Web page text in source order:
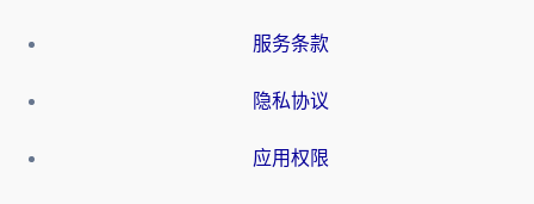
服务条款
隐私协议
应用权限